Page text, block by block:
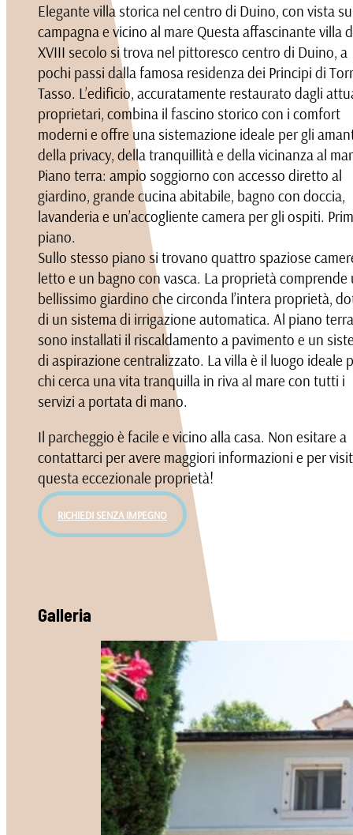
Elegante villa storica nel centro di Duino, con vista
campagna e vicino al mare Questa affascinante villa
XVIII secolo si trova nel pittoresco centro di Duino, a
pochi passi dalla famosa residenza dei Principi di
Tasso. L’edificio, accuratamente restaurato dagli
proprietari, combina il fascino storico con i comfort
moderni e offre una sistemazione ideale per gli
della privacy, della tranquillità e della vicinanza al
Piano terra: ampio soggiorno con accesso diretto al
giardino, grande cucina abitabile, bagno con doccia,
lavanderia e un’accogliente camera per gli ospiti.
piano.
Sullo stesso piano si trovano quattro spaziose
letto e un bagno con vasca. La proprietà comprende
bellissimo giardino che circonda l’intera proprietà,
di un sistema di irrigazione automatica. Al piano terra
sono installati il riscaldamento a pavimento e un
di aspirazione centralizzato. La villa è il luogo ideale
chi cerca una vita tranquilla in riva al mare con tutti i
servizi a portata di mano.
Il parcheggio è facile e vicino alla casa. Non esitare a
contattarci per avere maggiori informazioni e per
questa eccezionale proprietà!
RICHIEDI SENZA IMPEGNO
Galleria